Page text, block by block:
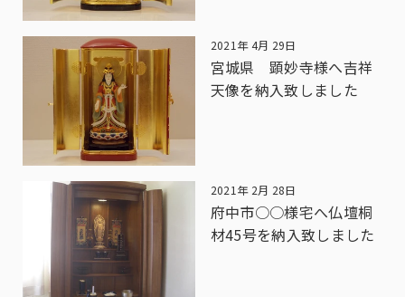
2021年 4月 29日
宮城県 顕妙寺様へ吉祥
天像を納入致しました
2021年 2月 28日
府中市○○様宅へ仏壇桐
材45号を納入致しました